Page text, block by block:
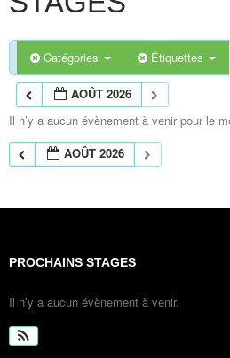
Catégories Étiquettes
AOÛT 2026
Il n’y a aucun évènement à venir pour le
AOÛT 2026
PROCHAINS STAGES
Il n’y a aucun évènement à venir.